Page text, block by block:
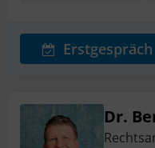
Erstgespräch
Dr.